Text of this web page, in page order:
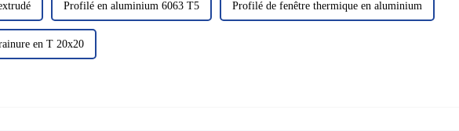
Profilé en aluminium 6063 T5 Profilé de fenêtre thermique en aluminium
en T 20x20